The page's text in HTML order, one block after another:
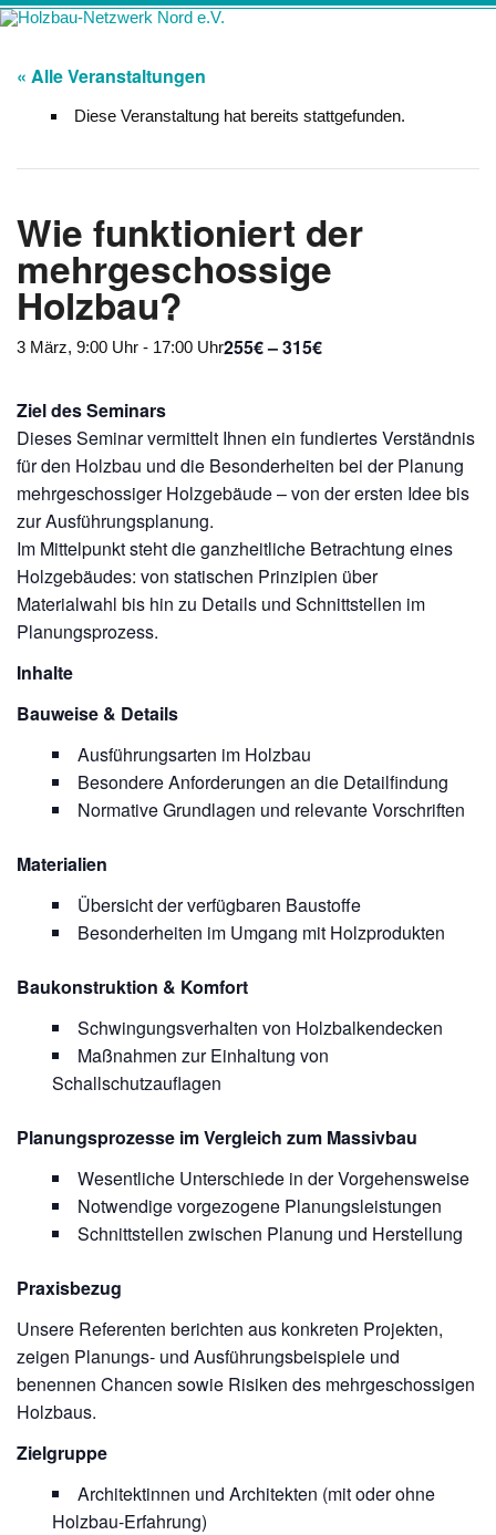
Zum
Inhalt
Holzbau-
Förderung von Bildung im Themenfeld "Holz als klimafreundlicher
« Alle Veranstaltungen
Diese Veranstaltung hat bereits stattgefunden.
Wie funktioniert der
mehrgeschossige
Holzbau?
3 März, 9:00 Uhr - 17:00 Uhr255€ – 315€
Ziel des Seminars
Dieses Seminar vermittelt Ihnen ein fundiertes Verständnis
für den Holzbau und die Besonderheiten bei der Planung
mehrgeschossiger Holzgebäude – von der ersten Idee bis
zur Ausführungsplanung.
Im Mittelpunkt steht die ganzheitliche Betrachtung eines
Holzgebäudes: von statischen Prinzipien über
Materialwahl bis hin zu Details und Schnittstellen im
Planungsprozess.
Inhalte
Bauweise & Details
Ausführungsarten im Holzbau
Besondere Anforderungen an die Detailfindung
Normative Grundlagen und relevante Vorschriften
Materialien
Übersicht der verfügbaren Baustoffe
Besonderheiten im Umgang mit Holzprodukten
Baukonstruktion & Komfort
Schwingungsverhalten von Holzbalkendecken
Maßnahmen zur Einhaltung von
Schallschutzauflagen
Planungsprozesse im Vergleich zum Massivbau
Wesentliche Unterschiede in der Vorgehensweise
Notwendige vorgezogene Planungsleistungen
Schnittstellen zwischen Planung und Herstellung
Praxisbezug
Unsere Referenten berichten aus konkreten Projekten,
zeigen Planungs- und Ausführungsbeispiele und
benennen Chancen sowie Risiken des mehrgeschossigen
Holzbaus.
Zielgruppe
Architektinnen und Architekten (mit oder ohne
Holzbau-Erfahrung)